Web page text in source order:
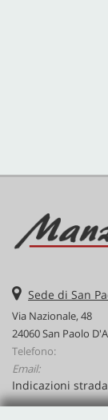
Sede di San
Via Nazionale, 48
24060 San Paolo
Telefono:
Email:
Indicazioni